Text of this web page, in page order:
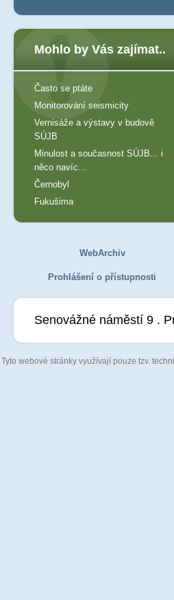
Mohlo by Vás zajímat..
Často se ptáte
Monitorování seismicity
Vernisáže a výstavy v budově
SÚJB
Minulost a současnost SÚJB... i
něco navíc...
Černobyl
Fukušima
WebArchiv
Prohlášení o přístupnosti
Senovážné náměstí 9 .
Tyto webové stránky využívají pouze tzv.